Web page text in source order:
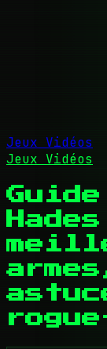
Jeux Vidéos
Jeux Vidéos